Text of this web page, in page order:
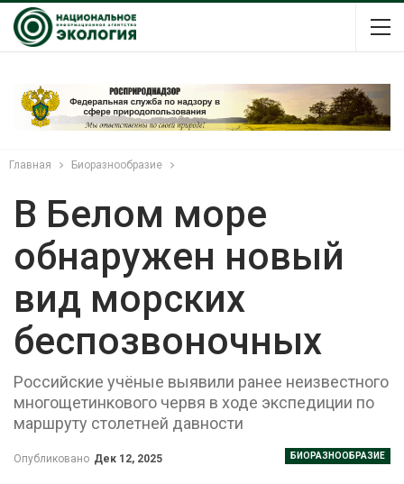
Главная Биоразнообразие
В Белом море
обнаружен новый
вид морских
беспозвоночных
Российские учёные выявили ранее неизвестного
многощетинкового червя в ходе экспедиции по
маршруту столетней давности
БИОРАЗНООБРАЗИЕ
Опубликовано Дек 12, 2025